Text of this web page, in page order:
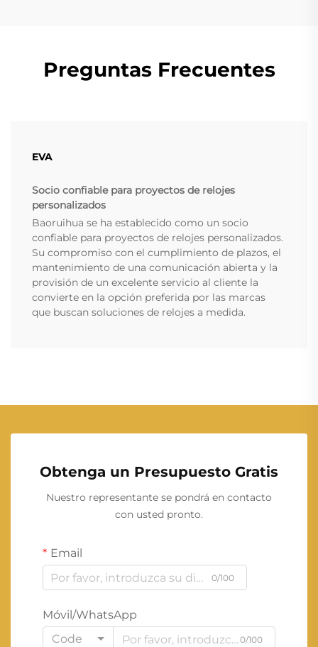
Preguntas Frecuentes
EVA
Socio confiable para proyectos de relojes
personalizados
Baoruihua se ha establecido como un socio
confiable para proyectos de relojes personalizados.
Su compromiso con el cumplimiento de plazos, el
mantenimiento de una comunicación abierta y la
provisión de un excelente servicio al cliente la
convierte en la opción preferida por las marcas
que buscan soluciones de relojes a medida.
Obtenga un Presupuesto Gratis
Nuestro representante se pondrá en contacto
con usted pronto.
Email
0/100
Móvil/WhatsApp
Code
0/100